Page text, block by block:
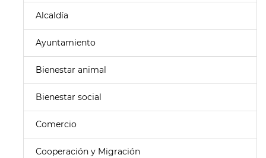
Alcaldía
Ayuntamiento
Bienestar animal
Bienestar social
Comercio
Cooperación y Migración